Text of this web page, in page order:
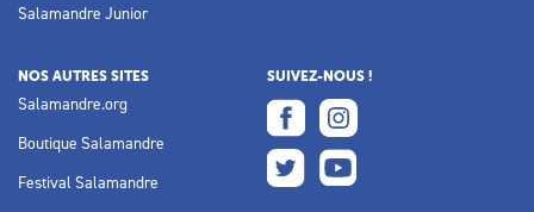
Salamandre Junior
NOS AUTRES SITES
Salamandre.org
Boutique Salamandre
Festival Salamandre
SUIVEZ-NOUS !